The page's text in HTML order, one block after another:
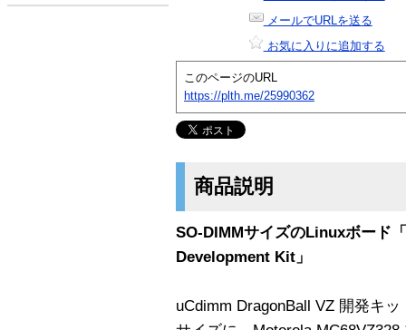
メールでURLを送る
お気に入りに追加する
このページのURL
https://plth.me/25990362
商品説明
SO-DIMMサイズのLinuxボード
Development Kit」
uCdimm DragonBall VZ 開発キ